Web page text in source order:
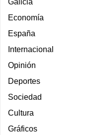
Economía
España
Internacional
Opinión
Deportes
Sociedad
Cultura
Gráficos